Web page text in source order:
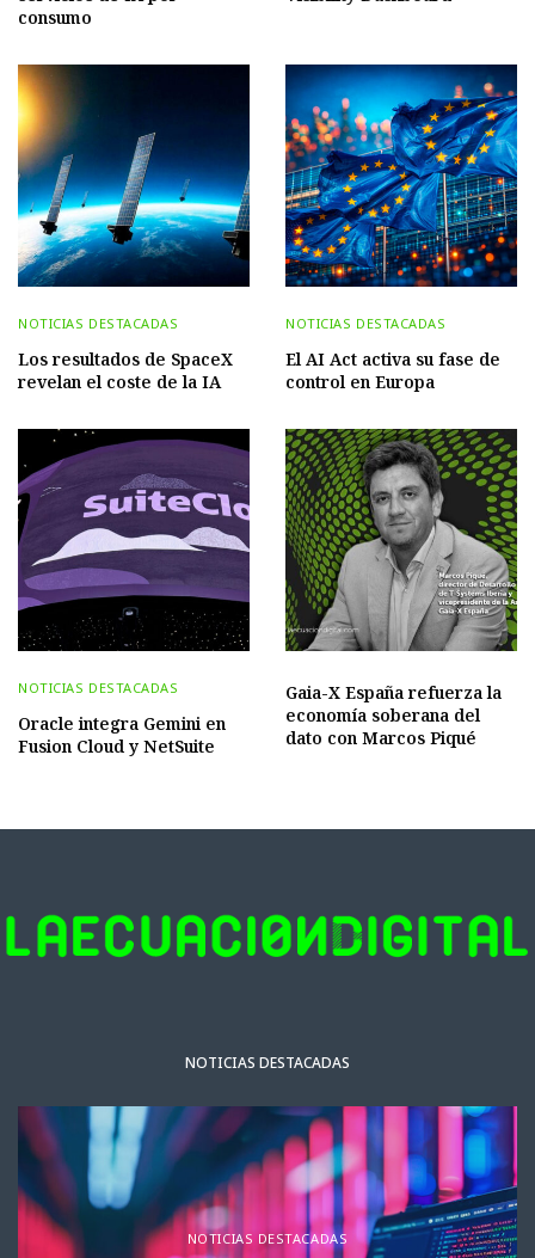
consumo
NOTICIAS DESTACADAS
Los resultados de SpaceX
revelan el coste de la IA
NOTICIAS DESTACADAS
El AI Act activa su fase de
control en Europa
NOTICIAS DESTACADAS
Oracle integra Gemini en
Fusion Cloud y NetSuite
Gaia-X España refuerza la
economía soberana del
dato con Marcos Piqué
NOTICIAS DESTACADAS
NOTICIAS DESTACADAS